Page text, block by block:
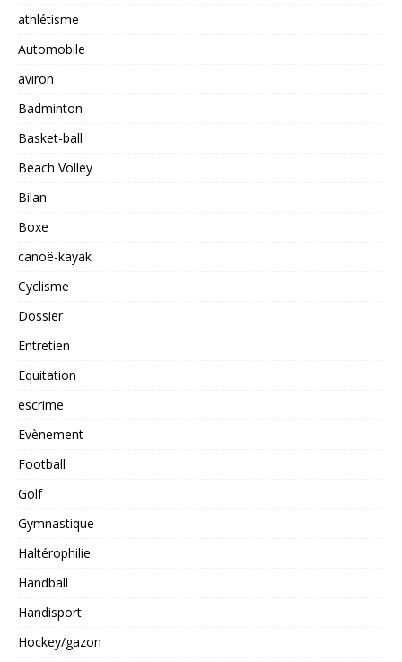
athlétisme
Automobile
aviron
Badminton
Basket-ball
Beach Volley
Bilan
Boxe
canoë-kayak
Cyclisme
Dossier
Entretien
Equitation
escrime
Evènement
Football
Golf
Gymnastique
Haltérophilie
Handball
Handisport
Hockey/gazon